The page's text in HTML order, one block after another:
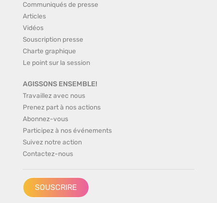
Communiqués de presse
Articles
Vidéos
Souscription presse
Charte graphique
Le point sur la session
AGISSONS ENSEMBLE!
Travaillez avec nous
Prenez part à nos actions
Abonnez-vous
Participez à nos événements
Suivez notre action
Contactez-nous
SOUSCRIRE